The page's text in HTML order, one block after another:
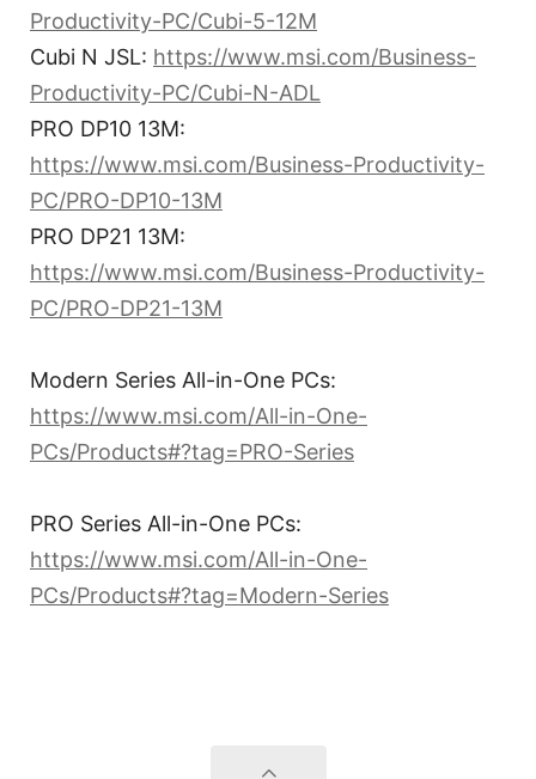
Productivity-PC/Cubi-5-12M
Cubi N JSL: https://www.msi.com/Business-
Productivity-PC/Cubi-N-ADL
PRO DP10 13M:
https://www.msi.com/Business-Productivity-
PC/PRO-DP10-13M
PRO DP21 13M:
https://www.msi.com/Business-Productivity-
PC/PRO-DP21-13M
Modern Series All-in-One PCs:
https://www.msi.com/All-in-One-
PCs/Products#?tag=PRO-Series
PRO Series All-in-One PCs:
https://www.msi.com/All-in-One-
PCs/Products#?tag=Modern-Series